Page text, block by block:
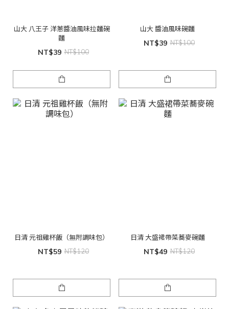
山大 八王子 洋蔥醬油風味拉麵碗
麵
NT$39 NT$100
山大 醬油風味碗麵
NT$39 NT$100
日清 元祖雞杯飯（無附調味包）
NT$59 NT$120
日清 大盛裙帶菜蕎麥碗麵
NT$49 NT$120